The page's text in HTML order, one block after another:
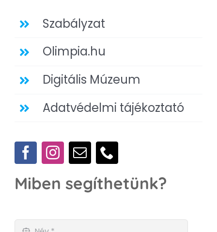
Szabályzat
Olimpia.hu
Digitális Múzeum
Adatvédelmi tájékoztató
Miben segíthetünk?